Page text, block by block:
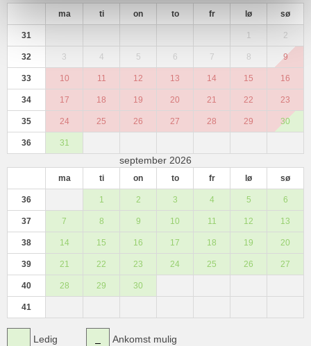
ma ti on to fr lø sø
31 1 2
32 3 4 5 6 7 8 9
33 10 11 12 13 14 15 16
34 17 18 19 20 21 22 23
35 24 25 26 27 28 29 30
36 31
september 2026
ma ti on to fr lø sø
36 1 2 3 4 5 6
37 7 8 9 10 11 12 13
38 14 15 16 17 18 19 20
39 21 22 23 24 25 26 27
40 28 29 30
41
Ledig Ankomst mulig